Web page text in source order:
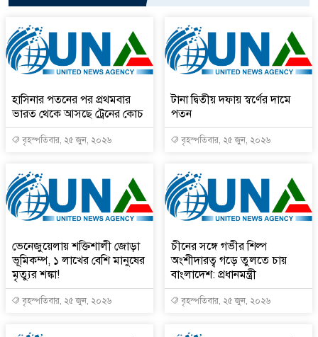
হাসিনার পতনের পর প্রথমবার
ভারত থেকে আসছে ট্রেনের কোচ
বৃহস্পতিবার, ২৫ জুন, ২০২৬
টানা দ্বিতীয় দফায় স্বর্ণের দামে
পতন
বৃহস্পতিবার, ২৫ জুন, ২০২৬
ভেনেজুয়েলায় শক্তিশালী জোড়া
ভূমিকম্প, ১ লাখের বেশি মানুষের
মৃত্যুর শঙ্কা!
বৃহস্পতিবার, ২৫ জুন, ২০২৬
চীনের সঙ্গে গভীর শিল্প
অংশীদারত্ব গড়ে তুলতে চায়
বাংলাদেশ: প্রধানমন্ত্রী
বৃহস্পতিবার, ২৫ জুন, ২০২৬